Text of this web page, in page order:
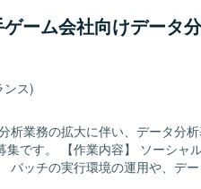
ジェン
設計・実装・改善を主体的に進め
ンを取りながら要件を整理し、
す。 【ポジションの魅力】
において、プロンプト戦略やエ
とができます。個社ごとの要件
に対するAI活用ノウハウを蓄積で
イブラリを活用した開発を行い
ーム会社向けデータ
ンス)
析業務の拡大に伴い、データ分
ルゲームに関
バッチの実行環境の運用や、デ